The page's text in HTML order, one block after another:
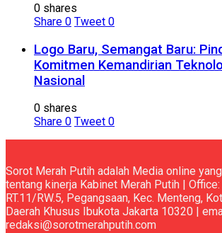
0 shares
Share 0 Tweet 0
Logo Baru, Semangat Baru:
Komitmen Kemandirian
Nasional
0 shares
Share 0 Tweet 0
Sorot Merah Putih adalah Media online
tentang kinerja Kabinet Merah Putih |
RT.11/RW.5, Pegangsaan, Kec. Menteng,
Daerah Khusus Ibukota Jakarta 10320 |
redaksi@sorotmerahputih.com